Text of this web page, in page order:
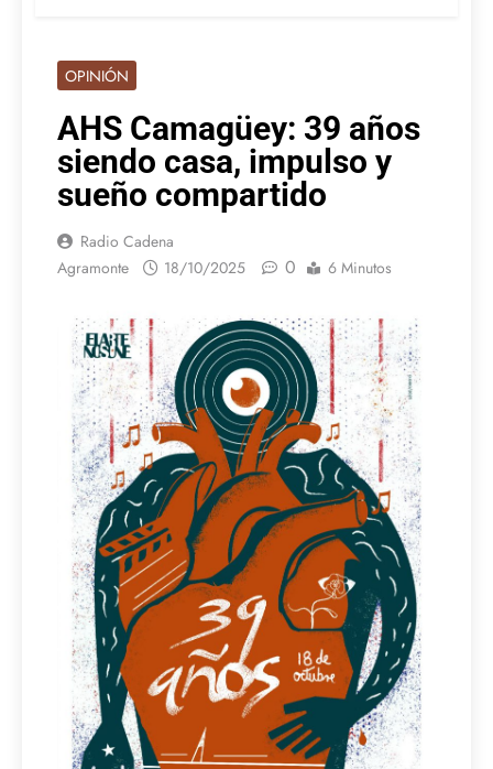
OPINIÓN
AHS Camagüey: 39 años
siendo casa, impulso y
sueño compartido
Radio Cadena
Agramonte
18/10/2025 0 6 Minutos